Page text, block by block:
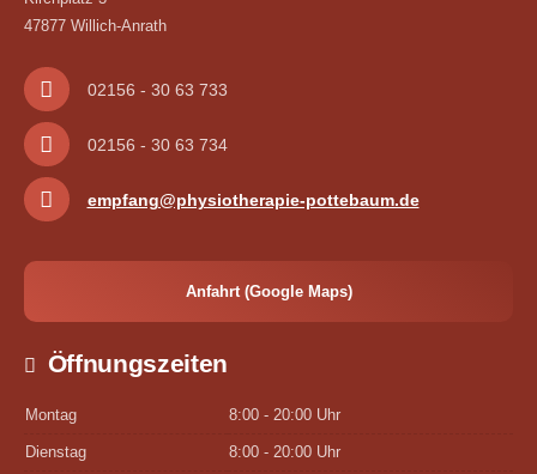
47877 Willich-Anrath
02156 - 30 63 733
02156 - 30 63 734
empfang@physiotherapie-pottebaum.de
Anfahrt (Google Maps)
Öffnungszeiten
Montag 8:00 - 20:00 Uhr
Dienstag 8:00 - 20:00 Uhr